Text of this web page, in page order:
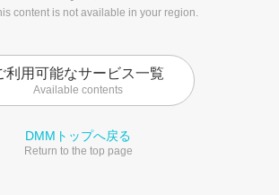
content is not available in your region.
利用可能なサービス一覧
Available contents
DMMトップへ戻る
Return to the top page